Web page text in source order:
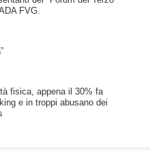
FVG.
fisica, appena il 30% fa
e in troppi abusano dei